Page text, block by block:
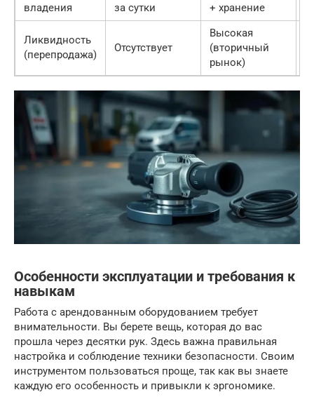
владения
за сутки
+ хранение
Ликвидность
(перепродажа)
Отсутствует
Высокая
(вторичный
рынок)
Особенности эксплуатации и требования к
навыкам
Работа с арендованным оборудованием требует
внимательности. Вы берете вещь, которая до вас
прошла через десятки рук. Здесь важна правильная
настройка и соблюдение техники безопасности. Своим
инструментом пользоваться проще, так как вы знаете
каждую его особенность и привыкли к эргономике.